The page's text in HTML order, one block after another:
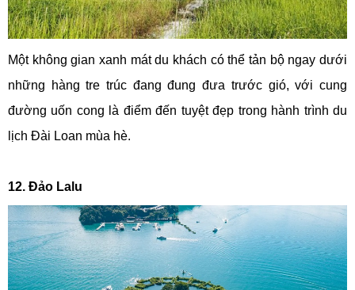
Một không gian xanh mát du khách có thể tản bộ ngay dưới
những hàng tre trúc đang đung đưa trước gió, với cung
đường uốn cong là điểm đến tuyệt đẹp trong hành trình du
lịch Đài Loan mùa hè.
12. Đảo Lalu